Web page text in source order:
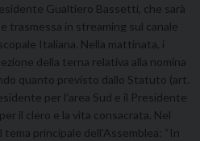
Gualtiero Bassetti, che sarà
trasmessa in streaming sul canale
Italiana. Nella mattinata, i
della terna relativa alla nomina
quanto previsto dallo Statuto (art.
per l’area Sud e il Presidente
il clero e la vita consacrata. Nel
principale dell’Assemblea: “In